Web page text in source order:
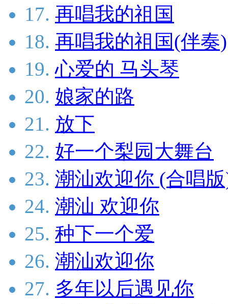
17. 再唱我的祖国
18. 再唱我的祖国(伴奏)
19. 心爱的 马头琴
20. 娘家的路
21. 放下
22. 好一个梨园大舞台
23. 潮汕欢迎你 (合唱
24. 潮汕 欢迎你
25. 种下一个爱
26. 潮汕欢迎你
27. 多年以后遇见你